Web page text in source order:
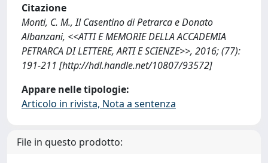
Citazione
Monti, C. M., Il Casentino di Petrarca e Donato
Albanzani, <<ATTI E MEMORIE DELLA ACCADEMIA
PETRARCA DI LETTERE, ARTI E SCIENZE>>, 2016; (77):
191-211 [http://hdl.handle.net/10807/93572]
Appare nelle tipologie:
Articolo in rivista, Nota a sentenza
File in questo prodotto: